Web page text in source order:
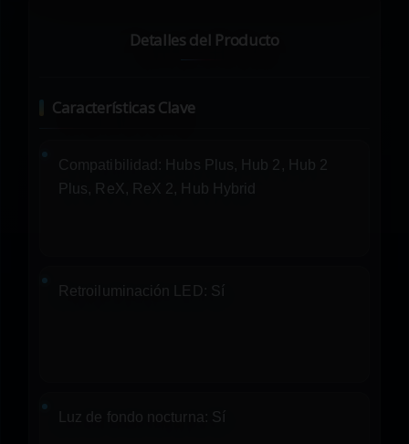
Detalles del Producto
Características Clave
Compatibilidad: Hubs Plus, Hub 2, Hub 2
Plus, ReX, ReX 2, Hub Hybrid
Retroiluminación LED: Sí
Luz de fondo nocturna: Sí